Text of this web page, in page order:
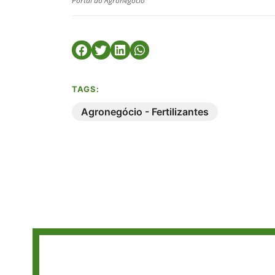
TAGS:
Agronegócio - Fertilizantes